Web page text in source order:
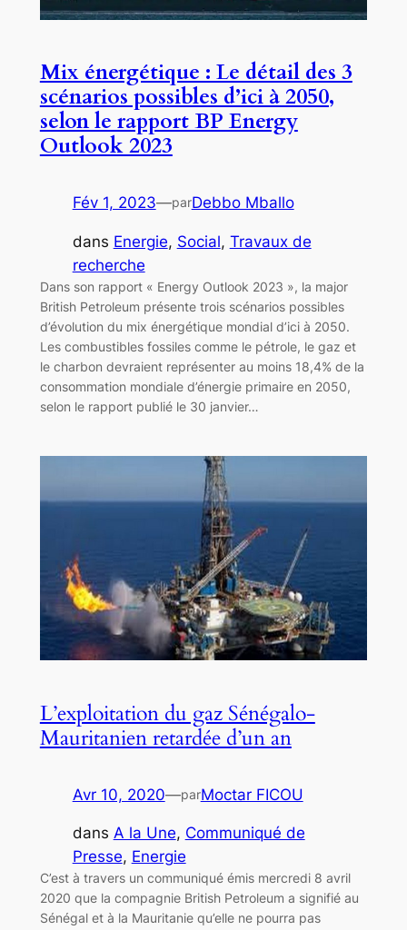
Mix énergétique : Le détail des 3
scénarios possibles d’ici à 2050,
selon le rapport BP Energy
Outlook 2023
Fév 1, 2023—parDebbo Mballo
dans Energie, Social, Travaux de
recherche
Dans son rapport « Energy Outlook 2023 », la major
British Petroleum présente trois scénarios possibles
d’évolution du mix énergétique mondial d’ici à 2050.
Les combustibles fossiles comme le pétrole, le gaz et
le charbon devraient représenter au moins 18,4% de la
consommation mondiale d’énergie primaire en 2050,
selon le rapport publié le 30 janvier…
L’exploitation du gaz Sénégalo-
Mauritanien retardée d’un an
Avr 10, 2020—parMoctar FICOU
dans A la Une, Communiqué de
Presse, Energie
C’est à travers un communiqué émis mercredi 8 avril
2020 que la compagnie British Petroleum a signifié au
Sénégal et à la Mauritanie qu’elle ne pourra pas